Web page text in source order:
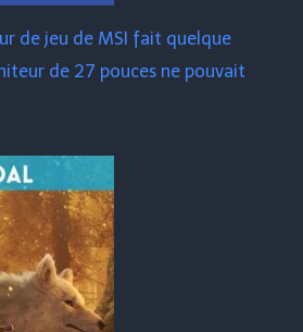
de jeu de MSI fait quelque
de 27 pouces ne pouvait